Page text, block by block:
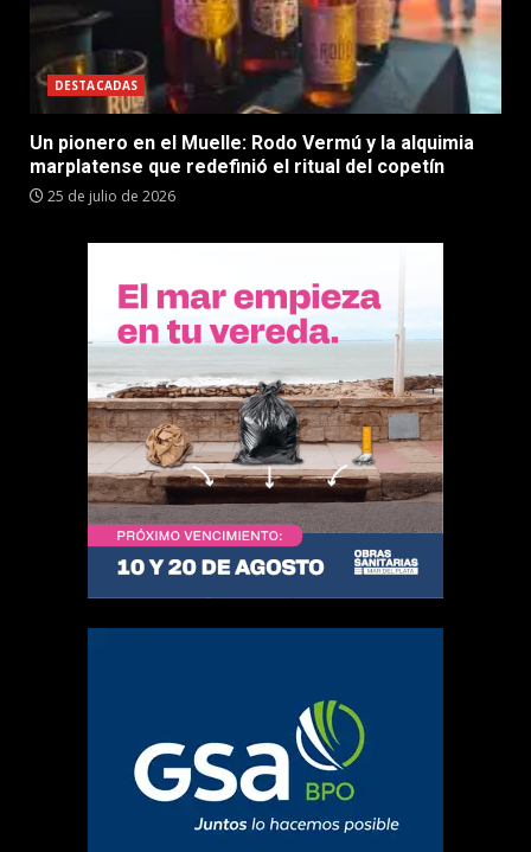
DESTACADAS
Un pionero en el Muelle: Rodo Vermú y la alquimia
marplatense que redefinió el ritual del copetín
25 de julio de 2026